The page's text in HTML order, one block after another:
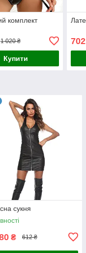
комплект
1 020 ₴
Купити
702
сукня
₴ 612 ₴